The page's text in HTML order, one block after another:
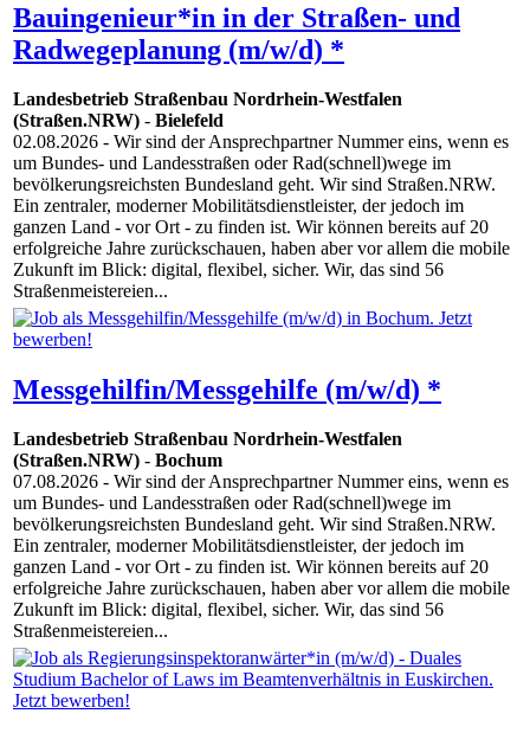
Bauingenieur*in in der Straßen- und
Radwegeplanung (m/w/d) *
Landesbetrieb Straßenbau Nordrhein-Westfalen
(Straßen.NRW) - Bielefeld
02.08.2026 - Wir sind der Ansprechpartner Nummer eins, wenn es
um Bundes- und Landesstraßen oder Rad(schnell)wege im
bevölkerungsreichsten Bundesland geht. Wir sind Straßen.NRW.
Ein zentraler, moderner Mobilitätsdienstleister, der jedoch im
ganzen Land - vor Ort - zu finden ist. Wir können bereits auf 20
erfolgreiche Jahre zurückschauen, haben aber vor allem die mobile
Zukunft im Blick: digital, flexibel, sicher. Wir, das sind 56
Straßenmeistereien...
Messgehilfin/Messgehilfe (m/w/d) *
Landesbetrieb Straßenbau Nordrhein-Westfalen
(Straßen.NRW) - Bochum
07.08.2026 - Wir sind der Ansprechpartner Nummer eins, wenn es
um Bundes- und Landesstraßen oder Rad(schnell)wege im
bevölkerungsreichsten Bundesland geht. Wir sind Straßen.NRW.
Ein zentraler, moderner Mobilitätsdienstleister, der jedoch im
ganzen Land - vor Ort - zu finden ist. Wir können bereits auf 20
erfolgreiche Jahre zurückschauen, haben aber vor allem die mobile
Zukunft im Blick: digital, flexibel, sicher. Wir, das sind 56
Straßenmeistereien...